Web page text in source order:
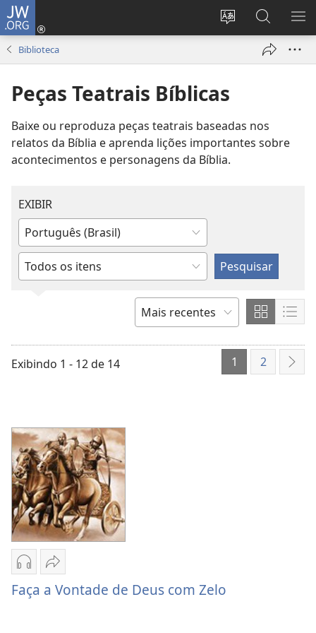
JW.ORG
Mudar
idioma
site
Log
Buscar
no
JW.ORG
Biblioteca
Peças Teatrais Bíblicas
Baixe ou reproduza peças teatrais baseadas nos
relatos da Bíblia e aprenda lições importantes sobre
acontecimentos e personagens da Bíblia.
EXIBIR
Digite
ou
escolha
Insira
ou
ORDENAR
Mostrar
em
formato
em
Exibindo 1 - 12 de 14 1 2
Opções
de
download
Compartilhar
Faça
Faça a Vontade de Deus com Zelo